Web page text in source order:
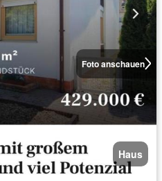
Foto anschauen
Haus